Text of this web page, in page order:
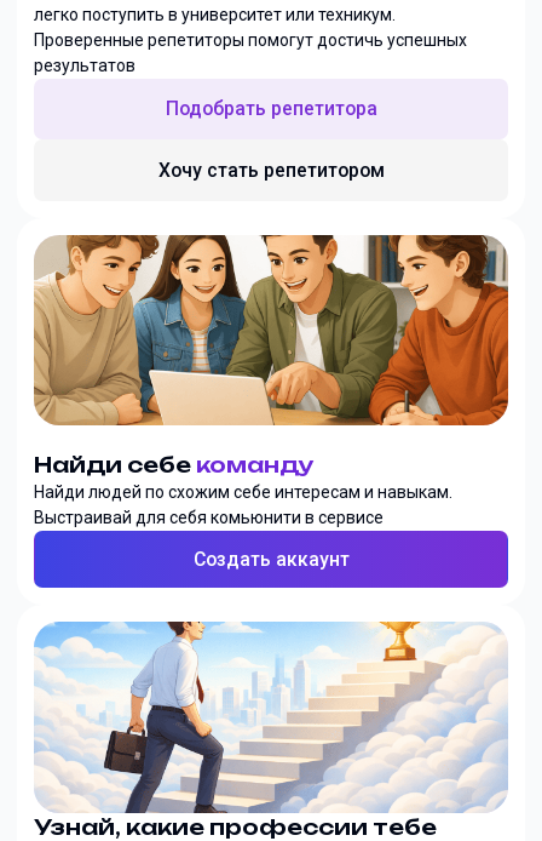
легко поступить в университет или техникум.
Проверенные репетиторы помогут достичь успешных
результатов
Подобрать репетитора
Хочу стать репетитором
Найди себе команду
Найди людей по схожим себе интересам и навыкам.
Выстраивай для себя комьюнити в сервисе
Создать аккаунт
Узнай, какие профессии тебе